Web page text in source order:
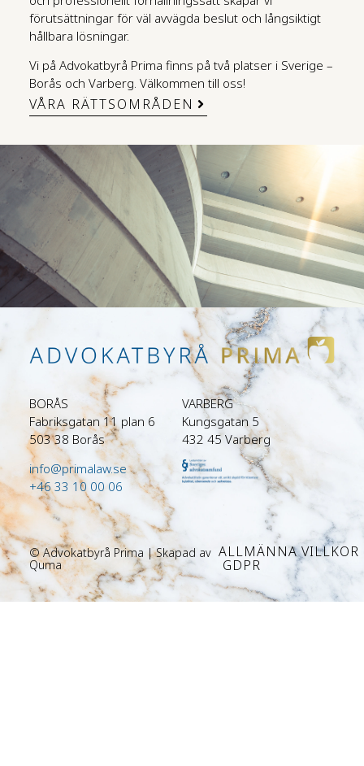
förutsättningar för väl avvägda beslut och långsiktigt
hållbara lösningar.
Vi på Advokatbyrå Prima finns på två platser i Sverige –
Borås och Varberg. Välkommen till oss!
VÅRA RÄTTSOMRÅDEN
BORÅS
Fabriksgatan 11 plan 6
503 38 Borås
VARBERG
Kungsgatan 5
432 45 Varberg
info@primalaw.se
+46 33 10 00 06
ALLMÄNNA VILLKOR
GDPR
© Advokatbyrå Prima | Skapad av
Quma